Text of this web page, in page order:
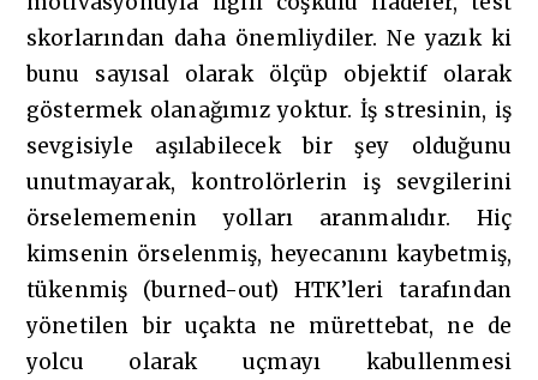
skorlarından daha önemliydiler. Ne yazık ki
bunu sayısal olarak ölçüp objektif olarak
göstermek olanağımız yoktur. İş stresinin, iş
sevgisiyle aşılabilecek bir şey olduğunu
unutmayarak, kontrolörlerin iş sevgilerini
örselememenin yolları aranmalıdır. Hiç
kimsenin örselenmiş, heyecanını kaybetmiş,
tükenmiş (burned-out) HTK’leri tarafından
yönetilen bir uçakta ne mürettebat, ne de
yolcu olarak uçmayı kabullenmesi